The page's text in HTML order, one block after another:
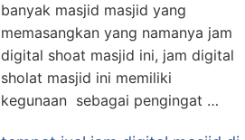
banyak masjid masjid yang
memasangkan yang namanya jam
digital shoat masjid ini, jam digital
sholat masjid ini memiliki
kegunaan sebagai pengingat …